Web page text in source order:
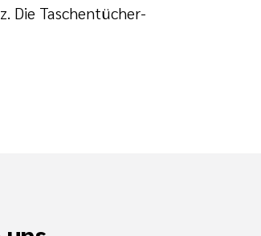
Die Taschentücher-